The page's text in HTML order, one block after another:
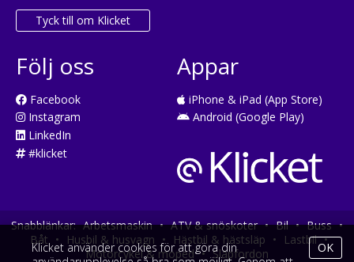
Tyck till om Klicket
Följ oss
Facebook
Instagram
LinkedIn
#klicket
Appar
iPhone & iPad (App Store)
Android (Google Play)
Snabblänkar: Arbetsmaskin • ATV & snöskoter • Bil • Buss •
Båt • Husbil & husvagn • Hästbil & hästsläp • Lastbil •
Motorcykel & moped • Släpfordon
Klicket använder cookies för att göra din
OK